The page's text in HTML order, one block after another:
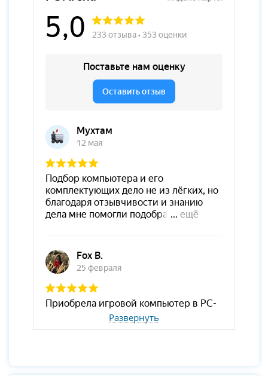
Развернуть